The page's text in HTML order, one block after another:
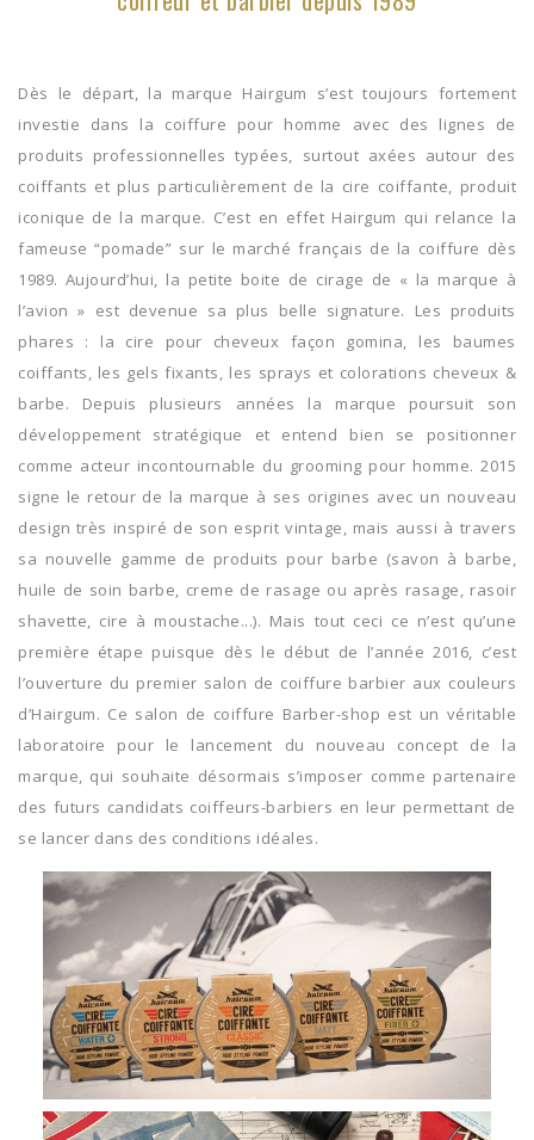
Dès le départ, la marque Hairgum s’est toujours fortement
investie dans la coiffure pour homme avec des lignes de
produits professionnelles typées, surtout axées autour des
coiffants et plus particulièrement de la cire coiffante, produit
iconique de la marque. C’est en effet Hairgum qui relance la
fameuse “pomade” sur le marché français de la coiffure dès
1989. Aujourd’hui, la petite boite de cirage de « la marque à
l’avion » est devenue sa plus belle signature. Les produits
phares : la cire pour cheveux façon gomina, les baumes
coiffants, les gels fixants, les sprays et colorations cheveux &
barbe. Depuis plusieurs années la marque poursuit son
développement stratégique et entend bien se positionner
comme acteur incontournable du grooming pour homme. 2015
signe le retour de la marque à ses origines avec un nouveau
design très inspiré de son esprit vintage, mais aussi à travers
sa nouvelle gamme de produits pour barbe (savon à barbe,
huile de soin barbe, creme de rasage ou après rasage, rasoir
shavette, cire à moustache...). Mais tout ceci ce n’est qu’une
première étape puisque dès le début de l’année 2016, c’est
l’ouverture du premier salon de coiffure barbier aux couleurs
d’Hairgum. Ce salon de coiffure Barber-shop est un véritable
laboratoire pour le lancement du nouveau concept de la
marque, qui souhaite désormais s’imposer comme partenaire
des futurs candidats coiffeurs-barbiers en leur permettant de
se lancer dans des conditions idéales.